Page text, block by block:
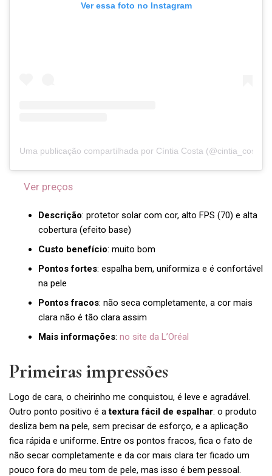
Ver essa foto no Instagram
Uma publicação compartilhada por Cíntia Costa (@cintia_costa)
Ver preços
Descrição: protetor solar com cor, alto FPS (70) e alta
cobertura (efeito base)
Custo benefício: muito bom
Pontos fortes: espalha bem, uniformiza e é confortável
na pele
Pontos fracos: não seca completamente, a cor mais
clara não é tão clara assim
Mais informações: no site da L’Oréal
Primeiras impressões
Logo de cara, o cheirinho me conquistou, é leve e agradável.
Outro ponto positivo é atextura fácil de espalhar: o produto
desliza bem na pele, sem precisar de esforço, e a aplicação
fica rápida e uniforme. Entre os pontos fracos, fica o fato de
não secar completamente e da cor mais clara ter ficado um
pouco fora do meu tom de pele, mas isso é bem pessoal.